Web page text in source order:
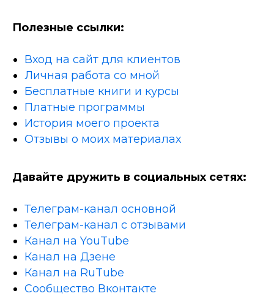
Полезные ссылки:
Вход на сайт для клиентов
Личная работа со мной
Бесплатные книги и курсы
Платные программы
История моего проекта
Отзывы о моих материалах
Давайте дружить в социальных сетях:
Телеграм-канал основной
Телеграм-канал с отзывами
Канал на YouTube
Канал на Дзене
Канал на RuTube
Сообщество Вконтакте